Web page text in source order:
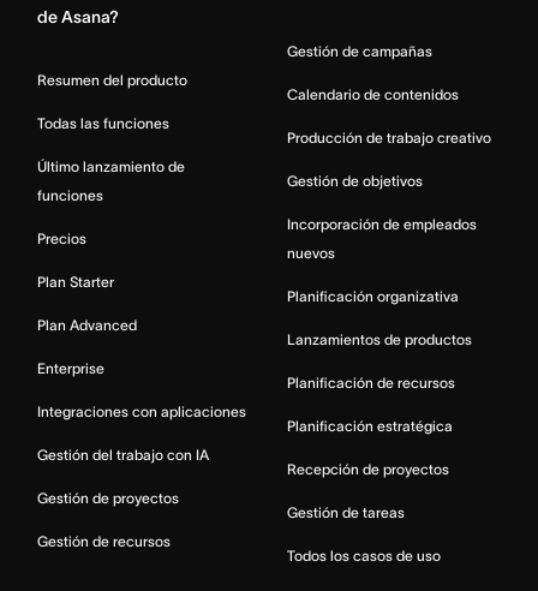
de Asana?
Resumen del producto
Todas las funciones
Último lanzamiento de
funciones
Precios
Plan Starter
Plan Advanced
Enterprise
Integraciones con aplicaciones
Gestión del trabajo con IA
Gestión de proyectos
Gestión de recursos
Gestión de campañas
Calendario de contenidos
Producción de trabajo creativo
Gestión de objetivos
Incorporación de empleados
nuevos
Planificación organizativa
Lanzamientos de productos
Planificación de recursos
Planificación estratégica
Recepción de proyectos
Gestión de tareas
Todos los casos de uso